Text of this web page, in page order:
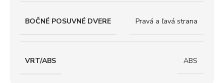
BOČNÉ POSUVNÉ DVERE Pravá a ľavá strana
VRT/ABS ABS